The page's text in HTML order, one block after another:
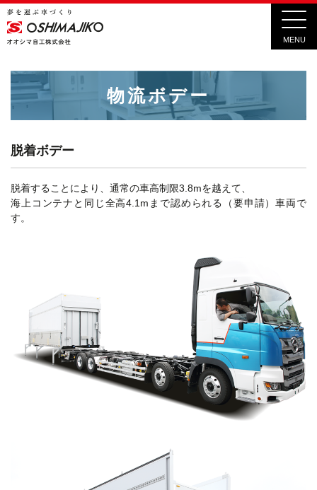
MENU
物流ボデー
脱着ボデー
脱着することにより、通常の車高制限3.8mを越えて、
海上コンテナと同じ全高4.1mまで認められる（要申請）車両で
す。